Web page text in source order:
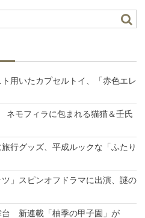
用いたカプセルトイ、「赤色エレ
ネモフィラに包まれる猫猫＆壬氏
行グッズ、平成ルックな「ふたり
」スピンオフドラマに出演、謎の
台 新連載「柚季の甲子園」が